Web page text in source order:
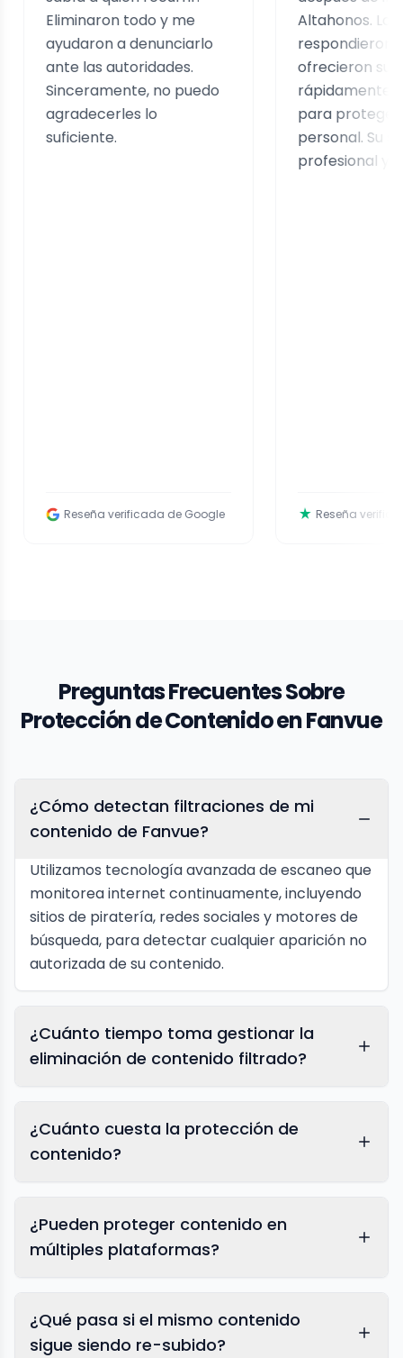
todo y me
a denunciarlo
las autoridades.
no puedo
lo
Reseña verificada de Google
Altahonos. Los
respondieron de
ofrecieron sus servicios
rápidamente y me
para proteger mi
personal. Su servicio fue
profesional y efectivo.
Reseña verificada de
Preguntas Frecuentes Sobre
Protección de Contenido en Fanvue
¿Cómo detectan filtraciones de mi
contenido de Fanvue?
Utilizamos tecnología avanzada de escaneo que
monitorea internet continuamente, incluyendo
sitios de piratería, redes sociales y motores de
búsqueda, para detectar cualquier aparición no
autorizada de su contenido.
¿Cuánto tiempo toma gestionar la
eliminación de contenido filtrado?
¿Cuánto cuesta la protección de
contenido?
¿Pueden proteger contenido en
múltiples plataformas?
¿Qué pasa si el mismo contenido
sigue siendo re-subido?